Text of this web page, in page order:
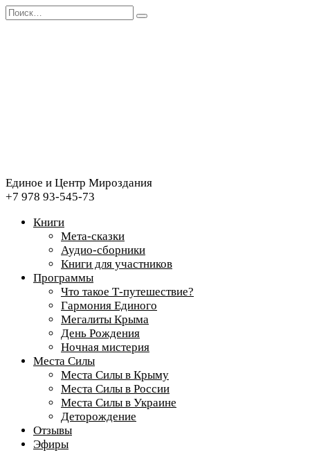
Перейти
Search
Единое и Центр Мироздания
+7 978 93-545-73
Книги
Мета-сказки
Аудио-сборники
Книги для участников
Программы
Что такое Т-путешествие?
Гармония Единого
Мегалиты Крыма
День Рождения
Ночная мистерия
Места Силы
Места Силы в Крыму
Места Силы в России
Места Силы в Украине
Деторождение
Отзывы
Эфиры